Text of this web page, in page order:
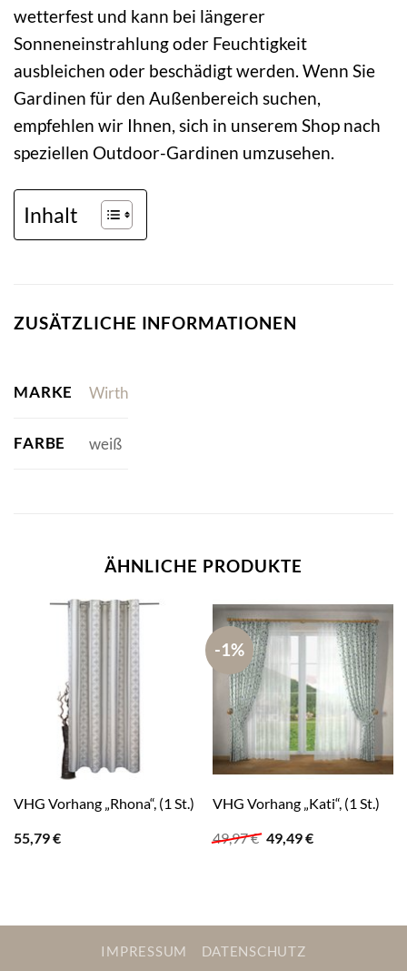
wetterfest und kann bei längerer
Sonneneinstrahlung oder Feuchtigkeit
ausbleichen oder beschädigt werden. Wenn Sie
Gardinen für den Außenbereich suchen,
empfehlen wir Ihnen, sich in unserem Shop nach
speziellen Outdoor-Gardinen umzusehen.
Inhalt
ZUSÄTZLICHE INFORMATIONEN
MARKE Wirth
FARBE weiß
ÄHNLICHE PRODUKTE
VHG Vorhang „Rhona“, (1 St.)
55,79€
-1%
VHG Vorhang „Kati“, (1 St.)
49,97€ Ursprünglicher
Preis
49,49€Aktueller
IMPRESSUM DATENSCHUTZ